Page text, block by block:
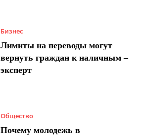
Бизнес
Лимиты на переводы могут
вернуть граждан к наличным –
эксперт
Общество
Почему молодежь в